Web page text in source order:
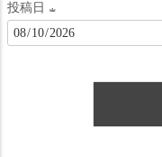
投稿日
(